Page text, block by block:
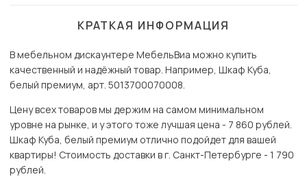
КРАТКАЯ ИНФОРМАЦИЯ
В мебельном дискаунтере МебельВиа можно купить
качественный и надёжный товар. Например, Шкаф Куба,
белый премиум, арт. 5013700070008.
Цену всех товаров мы держим на самом минимальном
уровне на рынке, и у этого тоже лучшая цена - 7 860 рублей.
Шкаф Куба, белый премиум отлично подойдет для вашей
квартиры! Стоимость доставки в г. Санкт-Петербурге - 1 790
рублей.